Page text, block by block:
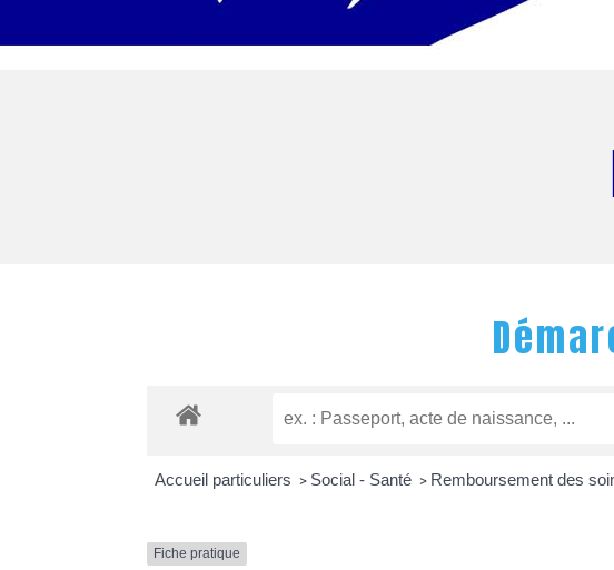
Accueil particuliers > Social - Santé > Remboursement des
Fiche pratique